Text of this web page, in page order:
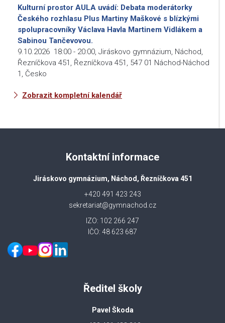
Kulturní prostor AULA uvádí: Debata moderátorky
Českého rozhlasu Plus Martiny Maškové s blízkými
spolupracovníky Václava Havla Martinem Vidlákem a
Sabinou Tančevovou.
9.10.2026 18:00 - 20:00, Jiráskovo gymnázium, Náchod,
Řezníčkova 451, Řezníčkova 451, 547 01 Náchod-Náchod
1, Česko
Zobrazit kompletní kalendář
Kontaktní informace
Jiráskovo gymnázium, Náchod, Řezníčkova 451
+420 491 423 243
sekretariat@gymnachod.cz
IZO: 102 266 247
IČO: 48 623 687
Ředitel školy
Pavel Škoda